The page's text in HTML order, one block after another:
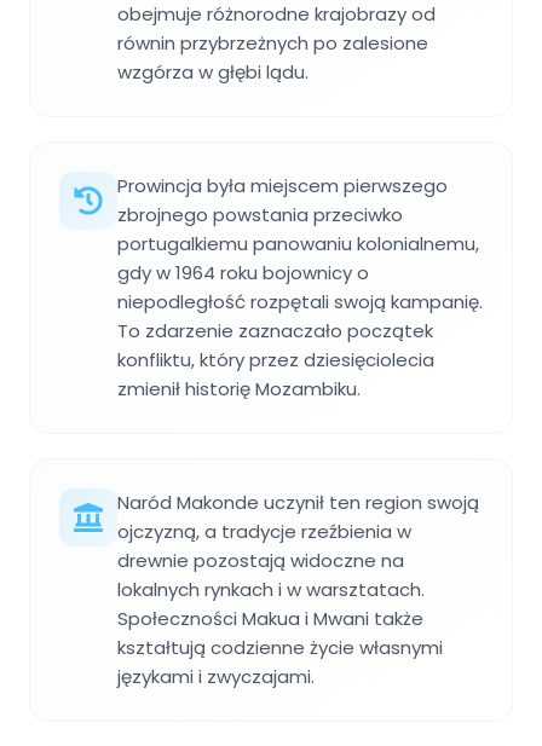
obejmuje różnorodne krajobrazy od
równin przybrzeżnych po zalesione
wzgórza w głębi lądu.
Prowincja była miejscem pierwszego
zbrojnego powstania przeciwko
portugalkiemu panowaniu kolonialnemu,
gdy w 1964 roku bojownicy o
niepodległość rozpętali swoją kampanię.
To zdarzenie zaznaczało początek
konfliktu, który przez dziesięciolecia
zmienił historię Mozambiku.
Naród Makonde uczynił ten region swoją
ojczyzną, a tradycje rzeźbienia w
drewnie pozostają widoczne na
lokalnych rynkach i w warsztatach.
Społeczności Makua i Mwani także
kształtują codzienne życie własnymi
językami i zwyczajami.